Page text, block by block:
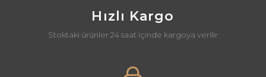
Hızlı Kargo
Stoktaki ürünler 24 saat içinde kargoya verilir